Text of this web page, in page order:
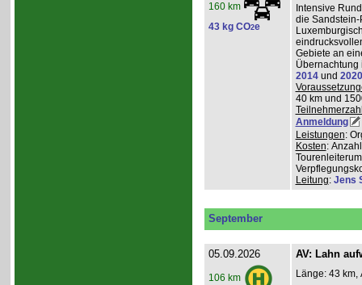
160 km
43 kg CO2e
Intensive
die
Gebiete an
Übernachtung
2014und 2020
40 km und
Anmeldung
Leistungen:
Kosten:
Leitung: Jens
September
05.09.2026
106 km
AV: Lahn
Länge: 43 km,